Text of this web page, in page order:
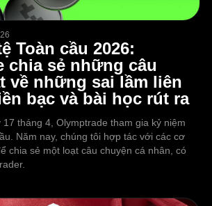
Toàn cầu 2026:
chia sẻ những câu
về những sai lầm liên
bạc và bài học rút ra
tháng 4, Olymptrade tham gia kỷ niệm
Năm nay, chúng tôi hợp tác với các cơ
chia sẻ một loạt câu chuyện cá nhân, có